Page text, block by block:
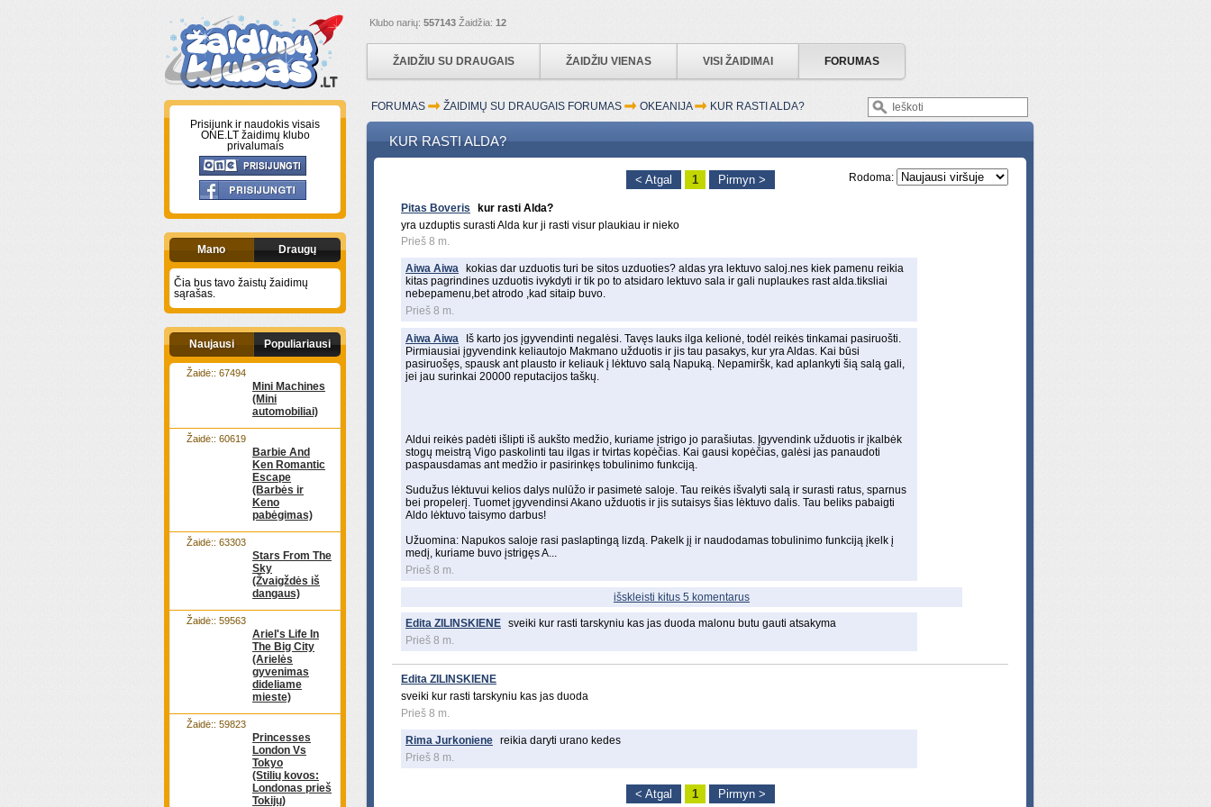
Klubo narių: 557143 Žaidžia: 12
ŽAIDŽIU SU DRAUGAIS ŽAIDŽIU VIENAS VISI ŽAIDIMAI FORUMAS
Prisijunk ir naudokis visais
ONE.LT žaidimų klubo
privalumais
Mano Draugų
Čia bus tavo žaistų žaidimų
sąrašas.
Naujausi Populiariausi
Mini Machines
(Mini
automobiliai)
Žaidė:: 67494
Barbie And
Ken Romantic
Escape
(Barbės ir
Keno
pabėgimas)
Žaidė:: 60619
Stars From The
Sky
(Žvaigždės iš
dangaus)
Žaidė:: 63303
Ariel's Life In
The Big City
(Arielės
gyvenimas
dideliame
mieste)
Žaidė:: 59563
Princesses
London Vs
Tokyo
(Stilių kovos:
Londonas prieš
Tokijų)
Žaidė:: 59823
FORUMAS ŽAIDIMŲ SU DRAUGAIS FORUMAS OKEANIJA KUR RASTI ALDA?
KUR RASTI ALDA?
Rodoma:
< Atgal 1 Pirmyn >
Pitas Boveris
kur rasti Alda?
yra uzduptis surasti Alda kur ji rasti visur plaukiau ir nieko
Prieš 8 m.
Aiwa Aiwa
kokias dar uzduotis turi be sitos uzduoties? aldas yra lektuvo saloj.nes kiek pamenu reikia
kitas pagrindines uzduotis ivykdyti ir tik po to atsidaro lektuvo sala ir gali nuplaukes rast alda.tiksliai
nebepamenu,bet atrodo ,kad sitaip buvo.
Prieš 8 m.
Aiwa Aiwa
Iš karto jos įgyvendinti negalėsi. Tavęs lauks ilga kelionė, todėl reikės tinkamai pasiruošti.
Pirmiausiai įgyvendink keliautojo Makmano užduotis ir jis tau pasakys, kur yra Aldas. Kai būsi
pasiruošęs, spausk ant plausto ir keliauk į lėktuvo salą Napuką. Nepamiršk, kad aplankyti šią salą gali,
jei jau surinkai 20000 reputacijos taškų.
Aldui reikės padėti išlipti iš aukšto medžio, kuriame įstrigo jo parašiutas. Įgyvendink užduotis ir įkalbėk
stogų meistrą Vigo paskolinti tau ilgas ir tvirtas kopėčias. Kai gausi kopėčias, galėsi jas panaudoti
paspausdamas ant medžio ir pasirinkęs tobulinimo funkciją.
Sudužus lėktuvui kelios dalys nulūžo ir pasimetė saloje. Tau reikės išvalyti salą ir surasti ratus, sparnus
bei propelerį. Tuomet įgyvendinsi Akano užduotis ir jis sutaisys šias lėktuvo dalis. Tau beliks pabaigti
Aldo lėktuvo taisymo darbus!
Užuomina: Napukos saloje rasi paslaptingą lizdą. Pakelk jį ir naudodamas tobulinimo funkciją įkelk į
medį, kuriame buvo įstrigęs A...
Prieš 8 m.
išskleisti kitus 5 komentarus
Edita ZILINSKIENE sveiki kur rasti tarskyniu kas jas duoda malonu butu gauti atsakyma
Prieš 8 m.
Edita ZILINSKIENE
sveiki kur rasti tarskyniu kas jas duoda
Prieš 8 m.
Rima Jurkoniene reikia daryti urano kedes
Prieš 8 m.
< Atgal 1 Pirmyn >